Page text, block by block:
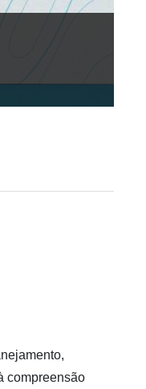
compreensão